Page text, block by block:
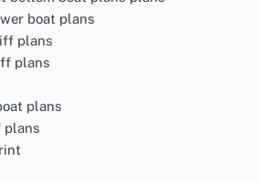
boat plans
plans
plans
plans
plans